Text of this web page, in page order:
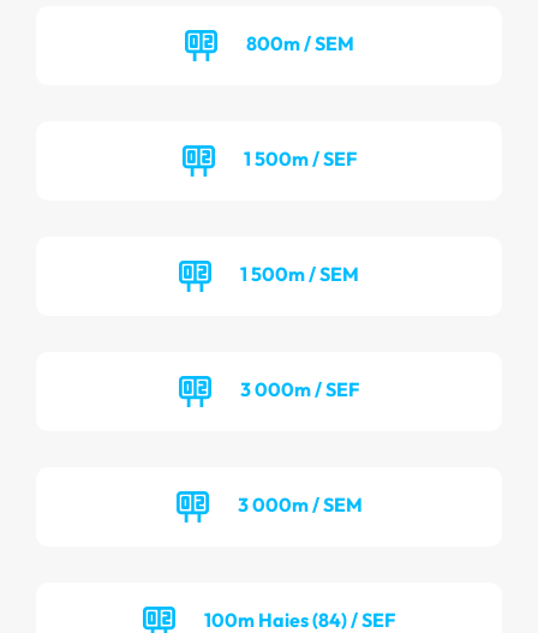
800m / SEM
1 500m / SEF
1 500m / SEM
3 000m / SEF
3 000m / SEM
100m Haies (84) / SEF